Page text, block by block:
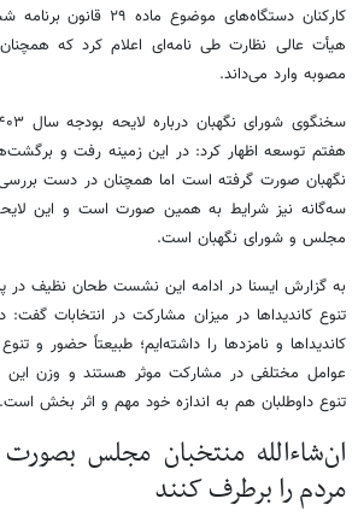
کارکنان دستگاه‌های
هیأت عالی نظارت طی نامه‌ای اعلام کرد که
مصوبه وارد می‌داند.
هفتم توسعه اظهار کرد: در این زمینه رفت و
نگهبان صورت گرفته است اما همچنان در دست
سه‌گانه نیز شرایط به همین صورت است و این
مجلس و شورای نگهبان است.
به گزارش ایسنا در ادامه این نشست طحان نظیف در
تنوع کاندیداها در میزان مشارکت در انتخابات گفت:
کاندیداها و نامزدها را داشته‌ایم؛ طبیعتاً حضور و
عوامل مختلفی در مشارکت موثر هستند و وزن
تنوع داوطلبان هم به اندازه خود مهم و اثر بخش است.
ان‌شاءالله منتخبان مجلس
مردم را برطرف کنند